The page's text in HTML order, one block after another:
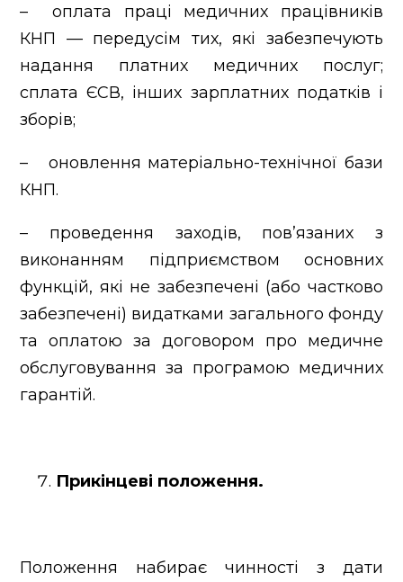
– оплата праці медичних працівників
КНП — передусім тих, які забезпечують
надання платних медичних послуг;
сплата ЄСВ, інших зарплатних податків і
зборів;
– оновлення матеріально-технічної бази
КНП.
– проведення заходів, пов’язаних з
виконанням підприємством основних
функцій, які не забезпечені (або частково
забезпечені) видатками загального фонду
та оплатою за договором про медичне
обслуговування за програмою медичних
гарантій.
Прикінцеві положення.
Положення набирає чинності з дати